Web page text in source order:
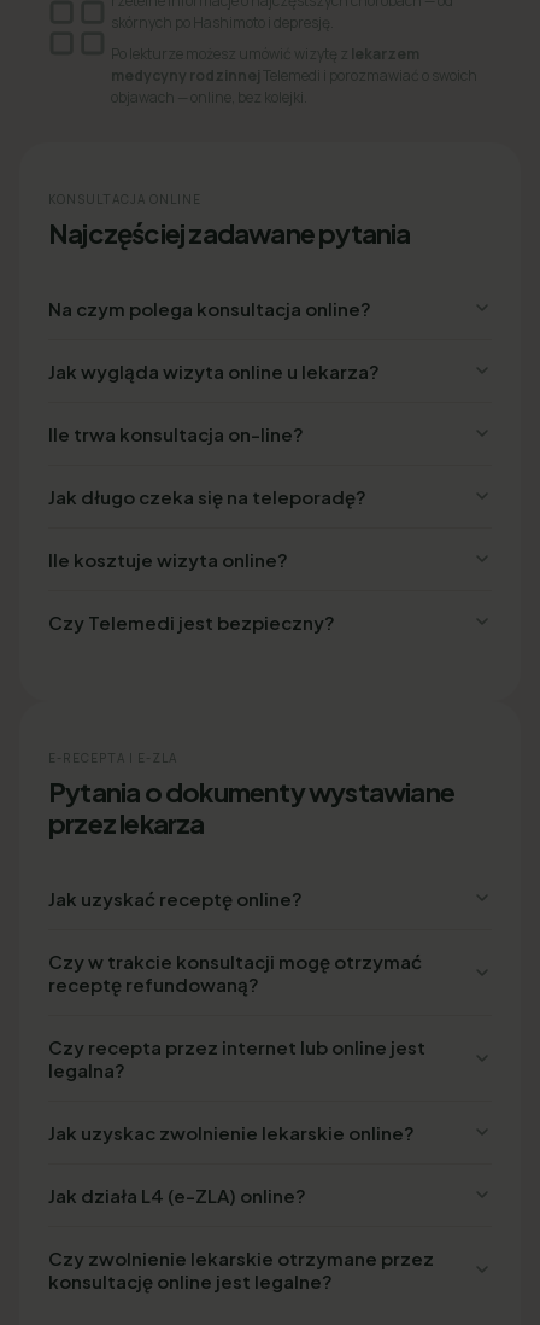
skórnych po Hashimoto i depresję.
Po lekturze możesz umówić wizytę z lekarzem
medycyny rodzinnej Telemedi i porozmawiać o swoich
objawach — online, bez kolejki.
KONSULTACJA ONLINE
Najczęściej zadawane pytania
Na czym polega konsultacja online?
Jak wygląda wizyta online u lekarza?
Ile trwa konsultacja on-line?
Jak długo czeka się na teleporadę?
Ile kosztuje wizyta online?
Czy Telemedi jest bezpieczny?
E-RECEPTA I E-ZLA
Pytania o dokumenty wystawiane
przez lekarza
Jak uzyskać receptę online?
Czy w trakcie konsultacji mogę otrzymać
receptę refundowaną?
Czy recepta przez internet lub online jest
legalna?
Jak uzyskac zwolnienie lekarskie online?
Jak działa L4 (e-ZLA) online?
Czy zwolnienie lekarskie otrzymane przez
konsultację online jest legalne?